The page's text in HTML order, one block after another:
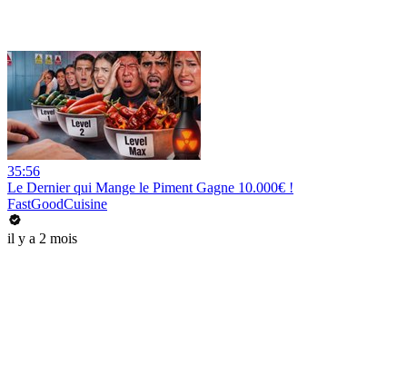
35:56
Le Dernier qui Mange le Piment Gagne 10.000€ !
FastGoodCuisine
il y a 2 mois